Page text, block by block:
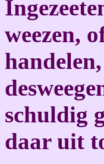
weezen,
schuldig
daar uit